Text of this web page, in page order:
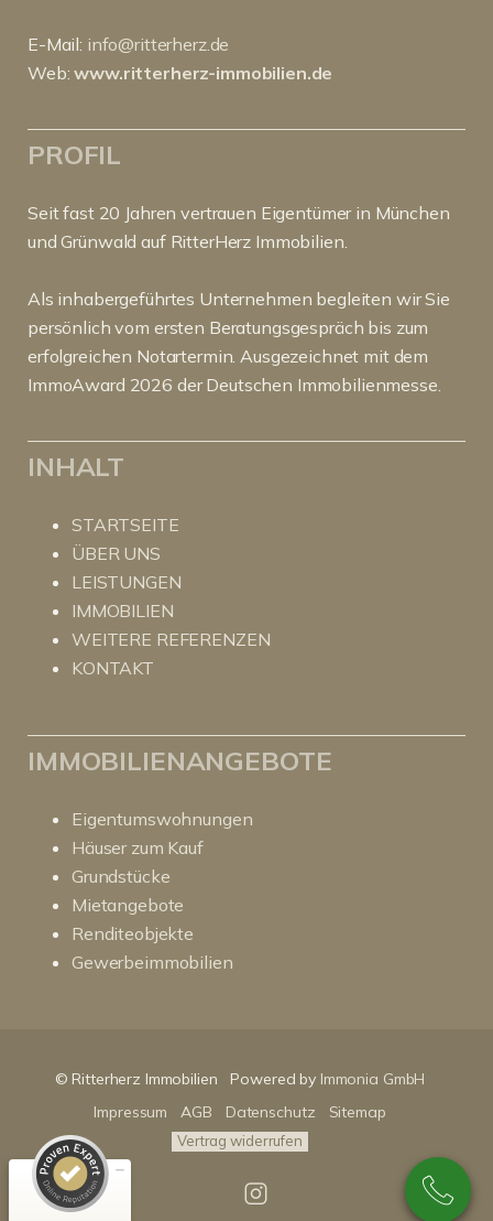
E-Mail: info@ritterherz.de
Web:www.ritterherz-immobilien.de
PROFIL
Seit fast 20 Jahren vertrauen Eigentümer in München
und Grünwald auf RitterHerz Immobilien.
Als inhabergeführtes Unternehmen begleiten wir Sie
persönlich vom ersten Beratungsgespräch bis zum
erfolgreichen Notartermin. Ausgezeichnet mit dem
ImmoAward 2026 der Deutschen Immobilienmesse.
INHALT
STARTSEITE
ÜBER UNS
LEISTUNGEN
IMMOBILIEN
WEITERE REFERENZEN
KONTAKT
IMMOBILIENANGEBOTE
Eigentumswohnungen
Häuser zum Kauf
Grundstücke
Mietangebote
Renditeobjekte
Gewerbeimmobilien
© Ritterherz Immobilien Powered by Immonia GmbH
Impressum
AGB Datenschutz Sitemap
Vertrag widerrufen
100%
Empfehlungen auf
ProvenExpert.com
SEHR GUT
4,86 / 5,00
159
Bewertungen von 3